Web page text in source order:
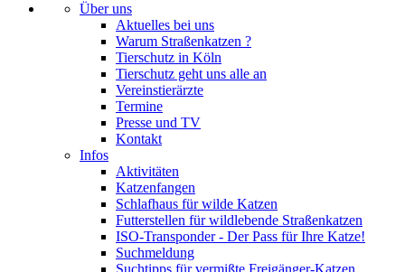
Über uns
Aktuelles bei uns
Warum Straßenkatzen ?
Tierschutz in Köln
Tierschutz geht uns alle an
Vereinstierärzte
Termine
Presse und TV
Kontakt
Infos
Aktivitäten
Katzenfangen
Schlafhaus für wilde Katzen
Futterstellen für wildlebende Straßenkatzen
ISO-Transponder - Der Pass für Ihre Katze!
Suchmeldung
Suchtipps für vermißte Freigänger-Katzen